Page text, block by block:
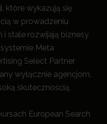
które wykazują się
w prowadzeniu
i stale rozwijają biznesy
Meta
Select Partner
wyłącznie agencjom,
skutecznością,
European Search